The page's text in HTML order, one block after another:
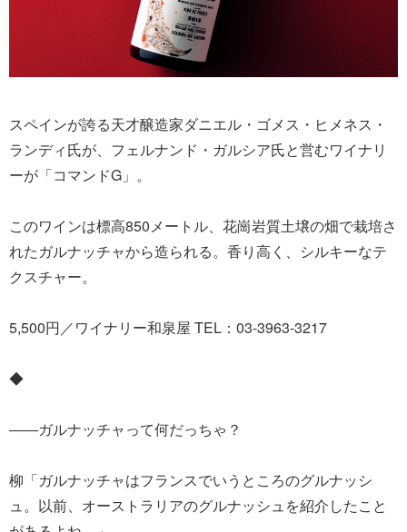
スペインが誇る天才醸造家ダニエル・ゴメス・ヒメネス・
ランディ氏が、フェルナンド・ガルシア氏と営むワイナリ
ーが「コマンドG」。
このワインは標高850メートル、花崗岩質土壌の畑で栽培さ
れたガルナッチャから造られる。香り高く、シルキーなテ
クスチャー。
5,500円／ワイナリー和泉屋 TEL：03-3963-3217
◆
――ガルナッチャって何だっちゃ？
柳「ガルナッチャはフランスでいうところのグルナッシ
ュ。以前、オーストラリアのグルナッシュを紹介したこと